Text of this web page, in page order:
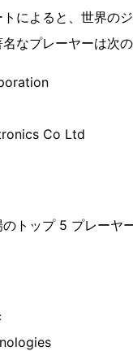
によると、世界の
なプレーヤーは次の
Co Ltd
トップ 5 プレーヤ